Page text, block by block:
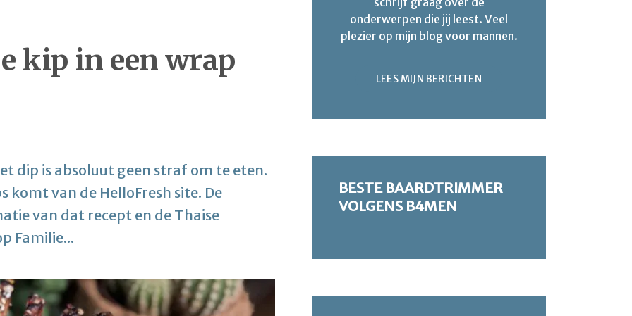
kip in een wrap
dip is absoluut geen straf om te eten.
komt van de HelloFresh site. De
van dat recept en de Thaise
Familie...
onderwerpen die jij leest. Veel
plezier op mijn blog voor mannen.
LEES MIJN BERICHTEN
BESTE BAARDTRIMMER
VOLGENS B4MEN